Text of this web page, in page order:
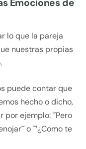
Emociones de
lo que la pareja
nuestras propias
puede contar que
hecho o dicho,
ejemplo: ´´Pero
o ´´’¿Como te